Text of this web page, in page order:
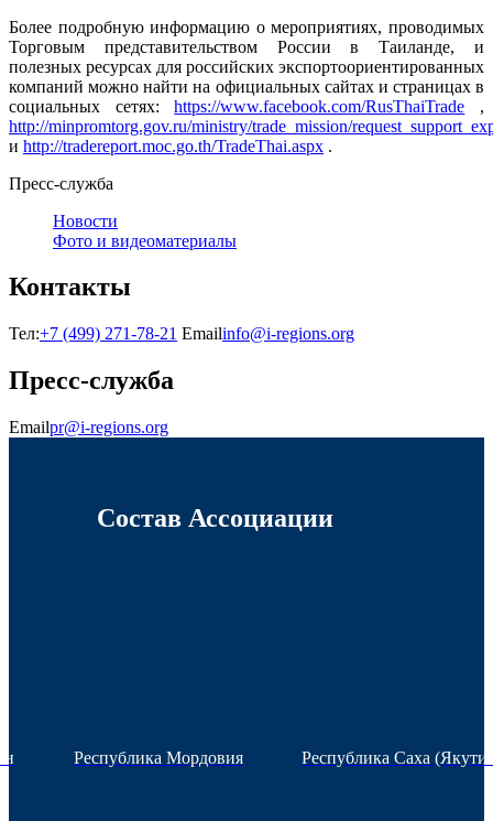
Более подробную информацию о мероприятиях, проводимых
Торговым представительством России в Таиланде, и
полезных ресурсах для российских экспортоориентированных
компаний можно найти на официальных сайтах и страницах в
социальных сетях:https://www.facebook.com/RusThaiTrade ,
http://minpromtorg.gov.ru/ministry/trade_mission/
и http://tradereport.moc.go.th/TradeThai.aspx .
Пресс-служба
Новости
Фото и видеоматериалы
Контакты
Тел:+7 (499) 271-78-21 Emailinfo@i-regions.org
Пресс-служба
Emailpr@i-regions.org
Состав Ассоциации
Республика Мордовия Республика Саха